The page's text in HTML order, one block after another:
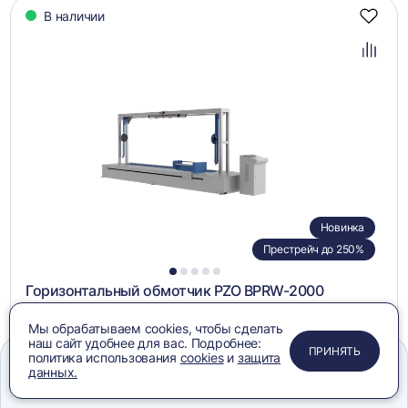
В наличии
1 2 3 4 5
Новинка
Престрейч до 250%
Горизонтальный обмотчик PZO BPRW-2000
ЗАПРОСИТЬ КП
ПРИМЕНИТЬ
ЗАКРЫТЬ
ЗАКРЫТЬ
ЗАКРЫТЬ
Мы обрабатываем cookies, чтобы сделать
наш сайт удобнее для вас. Подробнее:
политика использования cookiesи защита
данных.
ПРИНЯТЬ